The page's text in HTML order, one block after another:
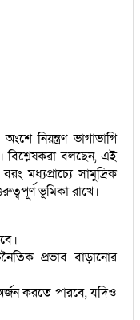
নিয়ন্ত্রণ ভাগাভাগি
বলছেন, এই
মধ্যপ্রাচ্যে সামুদ্রিক
ভূমিকা রাখে।
প্রভাব বাড়ানোর
করতে পারবে, যদিও